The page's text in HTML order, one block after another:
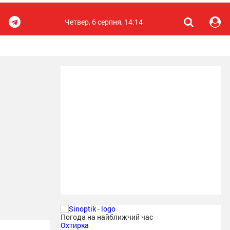
Четвер, 6 серпня, 14:14
Погода на найближчий час
Охтирка